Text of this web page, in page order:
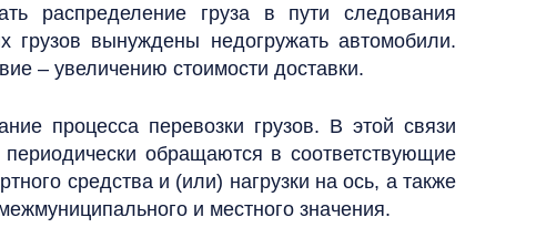
распределение груза в пути следования
грузов вынуждены недогружать автомобили.
– увеличению стоимости доставки.
процесса перевозки грузов. В этой связи
обращаются в соответствующие
средства и (или) нагрузки на ось, а также
и местного значения.